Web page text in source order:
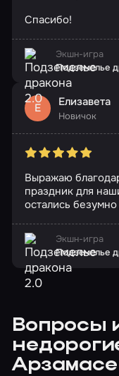
Спасибо!
Экшн-игра
Подземелье
Е Елизавета
Новичок
Выражаю
праздник для
остались
Экшн-игра
Подземелье
Вопросы
Арзамасе